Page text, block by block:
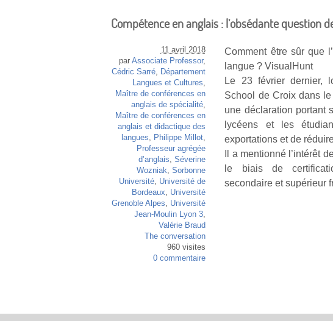
Compétence en anglais : l’obsédante question
Comment être sûr que
langue ? VisualHunt
Le 23 février dernier,
School de Croix dans
une déclaration portant
lycéens et les
exportations et de
Il a mentionné l’intérêt
le biais de
secondaire et supérieur
11 avril 2018
par Associate Professor,
Cédric Sarré,
Département
Langues et Cultures
Maître de conférences en
anglais de spécialité,
Maître de conférences en
anglais et didactique des
langues
Philippe Millot,
Professeur agrégée
d’anglais
Séverine
Wozniak
Sorbonne
Université, Université de
Bordeaux
Université
Grenoble Alpes
Université
Jean-Moulin Lyon 3,
Valérie Braud
The conversation
960 visites
0 commentaire